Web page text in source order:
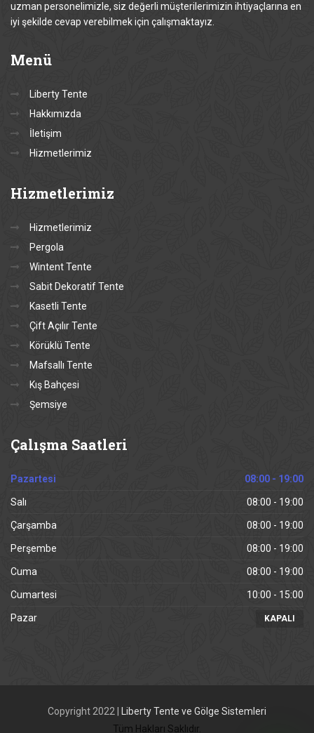
uzman personelimizle, siz değerli müşterilerimizin ihtiyaçlarına en
iyi şekilde cevap verebilmek için çalışmaktayız.
Menü
Liberty Tente
Hakkımızda
İletişim
Hizmetlerimiz
Hizmetlerimiz
Hizmetlerimiz
Pergola
Wintent Tente
Sabit Dekoratif Tente
Kasetli Tente
Çift Açılır Tente
Körüklü Tente
Mafsallı Tente
Kış Bahçesi
Şemsiye
Çalışma Saatleri
Pazartesi 08:00 - 19:00
Salı 08:00 - 19:00
Çarşamba 08:00 - 19:00
Perşembe 08:00 - 19:00
Cuma 08:00 - 19:00
Cumartesi 10:00 - 15:00
Pazar KAPALI
Copyright 2022 |
Liberty Tente ve Gölge Sistemleri
Tüm Hakları Saklıdır.